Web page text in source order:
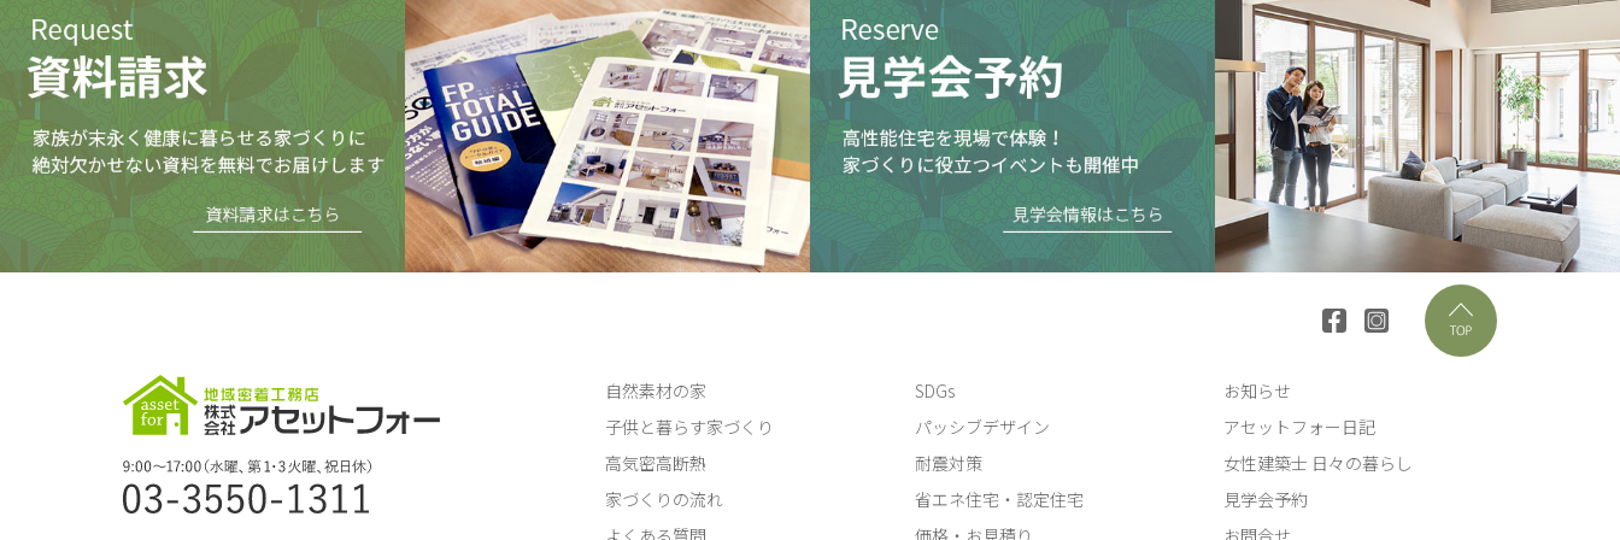
自然素材の家
子供と暮らす家づくり
高気密高断熱
家づくりの流れ
よくある質問
SDGs
パッシブデザイン
耐震対策
省エネ住宅・認定住宅
価格・お見積り
お知らせ
アセットフォー日記
女性建築士 日々の暮らし
見学会予約
お問合せ